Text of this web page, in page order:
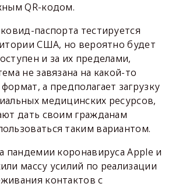
QR-кодом.
паспорта тестируется
США, но вероятно будет
и за их пределами,
не завязана на какой-то
а предполагает загрузку
медицинских ресурсов,
дать своим гражданам
таким вариантом.
пандемии коронавируса Apple и
массу усилий по реализации
контактов с